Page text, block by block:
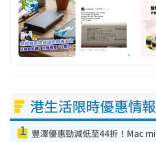
港生活限時優惠情報
1